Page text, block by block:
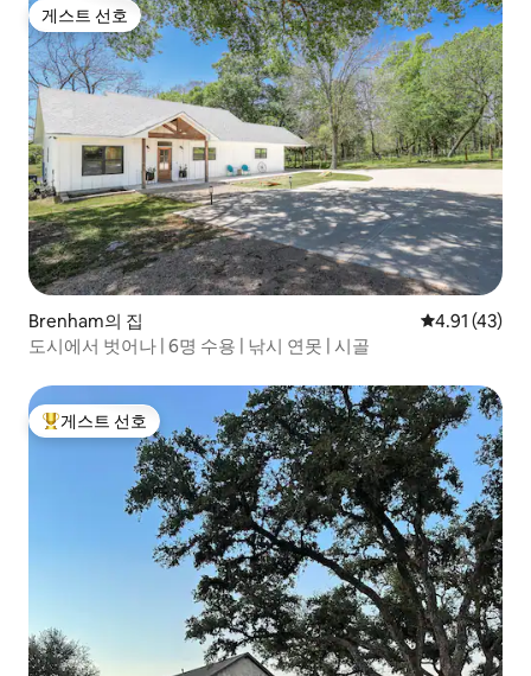
게스트 선호
게스트 선호
Brenham의 집 평점 4.91점
4.91 (43)
도시에서 벗어나 | 6명 수용 | 낚시 연못 | 시골
상위 게스트 선호
게스트 선호